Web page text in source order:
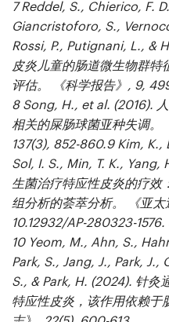
7Reddel, S., Chierico, F.
Giancristoforo, S.,
Rossi, P., Putignani, L., &
皮炎儿童的肠道微生物群特
评估。
《科学报告》, 9,
8 Song, H., et al. (2016).
相关的屎肠球菌亚种失调。
137(3), 852-860.9 Kim, K.,
Sol, I. S., Min, T. K., Yang,
生菌治疗特应性皮炎的疗效
组分析的荟萃分析。
《亚
10.12932/AP-280323-1576.
10 Yeom, M., Ahn, S.,
Park, S., Jang, J., Park, J.,
S., & Park, H. (2024). 针灸
特应性皮炎，该作用依赖于